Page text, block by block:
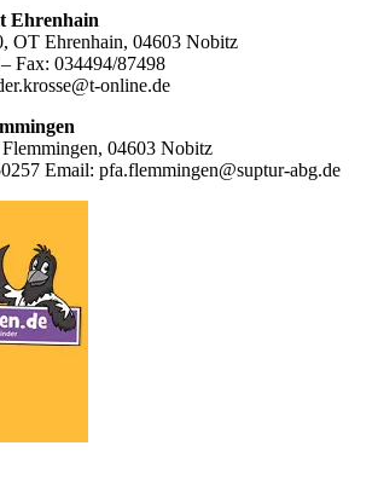
Ehrenhain
OT Ehrenhain, 04603 Nobitz
Fax: 034494/87498
online.de
04603 Nobitz
Email: pfa.flemmingen@suptur-abg.de